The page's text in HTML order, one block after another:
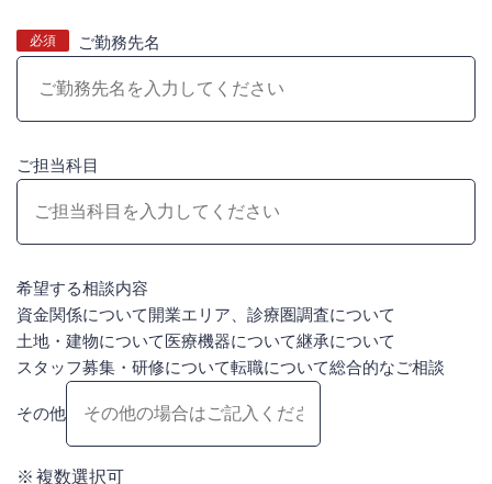
必須 ご勤務先名
ご担当科目
希望する相談内容
資金関係について 開業エリア、診療圏調査について
土地・建物について 医療機器について継承について
スタッフ募集・研修について転職について総合的なご相談
その他
複数選択可